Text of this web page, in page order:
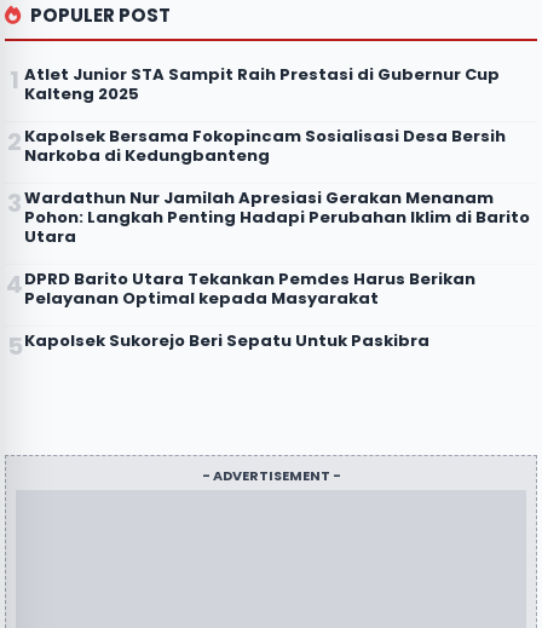
POPULER POST
Atlet Junior STA Sampit Raih Prestasi di Gubernur Cup
Kalteng 2025
Kapolsek Bersama Fokopincam Sosialisasi Desa Bersih
Narkoba di Kedungbanteng
Wardathun Nur Jamilah Apresiasi Gerakan Menanam
Pohon: Langkah Penting Hadapi Perubahan Iklim di Barito
Utara
DPRD Barito Utara Tekankan Pemdes Harus Berikan
Pelayanan Optimal kepada Masyarakat
Kapolsek Sukorejo Beri Sepatu Untuk Paskibra
- ADVERTISEMENT -